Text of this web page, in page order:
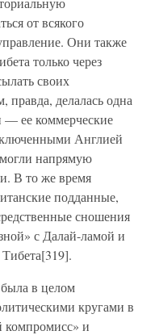
от всякого
Они также
только через
своих
правда, делалась одна
— ее коммерческие
Англией
напрямую
В то же время
подданные,
сношения
с Далай-ламой и
в целом
кругами в
компромисс» и